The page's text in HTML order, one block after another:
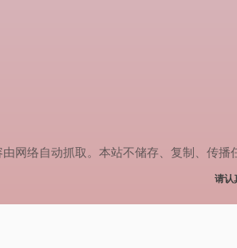
网络自动抓取。本站不储存、复制、传
请认